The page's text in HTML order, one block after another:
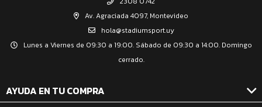
Av. Agraciada 4097, Montevideo
hola@stadiumsport.uy
Lunes a Viernes de 09:30 a 19:00. Sábado de 09:30 a 14:00. Domingo
cerrado.
AYUDA EN TU COMPRA